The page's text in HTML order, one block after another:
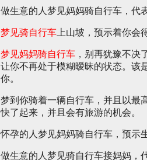
做生意的人梦见妈妈骑自行车，代
梦见骑自行车 上山坡，预示着你会
梦见妈妈骑自行车 ，别再犹豫不决
让你不再处于模糊暧昧的状态。该
你。
梦到你骑着一辆自行车，并且以最
快了起来，并且会有旅游的机会。
怀孕的人梦见妈妈骑自行车，预示
做生意的人梦见骑自行车接妈妈，